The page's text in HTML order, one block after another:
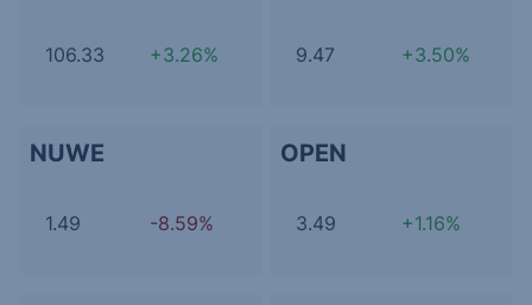
106.33 +3.26% 9.47 +3.50%
NUWE
1.49 -8.59%
OPEN
3.49 +1.16%